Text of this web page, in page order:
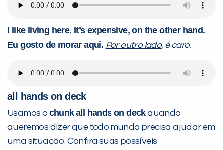
I like living here. It’s expensive,on the other hand.
Eu gosto de morar aqui. Por outro lado, é caro.
all hands on deck
Usamos o chunkall hands on deckquando
queremos dizer que todo mundo precisa ajudar em
uma situação. Confira suas possíveis